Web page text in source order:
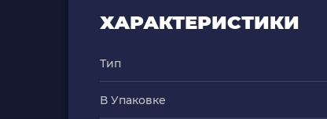
ХАРАКТЕРИСТИКИ
Тип
В Упаковке